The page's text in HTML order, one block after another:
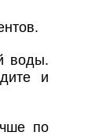
воды.
и
по